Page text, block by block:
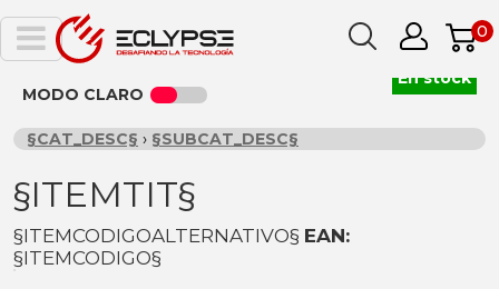
0
MODO CLARO
§CAT_DESC§ › §SUBCAT_DESC§
§ITEMTIT§
§ITEMCODIGOALTERNATIVO§ EAN:
§ITEMCODIGO§
En stock